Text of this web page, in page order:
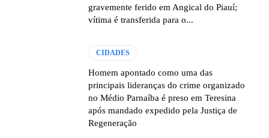
gravemente ferido em Angical do Piauí;
vítima é transferida para o...
CIDADES
Homem apontado como uma das
principais lideranças do crime organizado
no Médio Parnaíba é preso em Teresina
após mandado expedido pela Justiça de
Regeneração